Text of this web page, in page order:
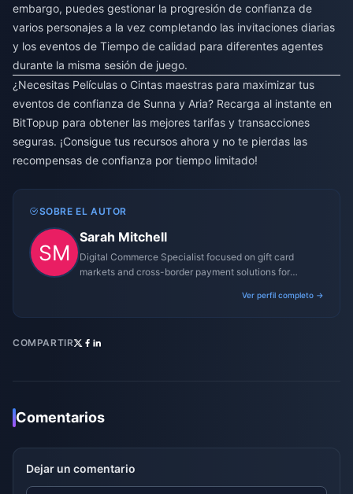
embargo, puedes gestionar la progresión de confianza de
varios personajes a la vez completando las invitaciones diarias
y los eventos de Tiempo de calidad para diferentes agentes
durante la misma sesión de juego.
¿Necesitas Películas o Cintas maestras para maximizar tus
eventos de confianza de Sunna y Aria? Recarga al instante en
BitTopup para obtener las mejores tarifas y transacciones
seguras. ¡Consigue tus recursos ahora y no te pierdas las
recompensas de confianza por tiempo limitado!
SOBRE EL AUTOR
Sarah Mitchell
Digital Commerce Specialist focused on gift card
markets and cross-border payment solutions for
Ver perfil completo →
COMPARTIR
Comentarios
Dejar un comentario